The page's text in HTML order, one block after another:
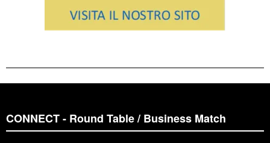
CONNECT - Round Table / Business Match